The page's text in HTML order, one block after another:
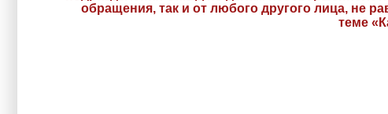
обращения, так и от любого другого лица, не
теме